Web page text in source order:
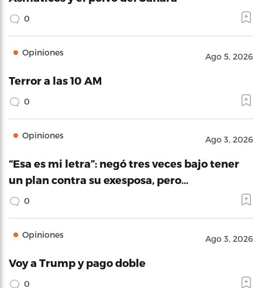
0
Opiniones Ago 5, 2026
Terror a las 10 AM
0
Opiniones Ago 3, 2026
“Esa es mi letra”: negó tres veces bajo tener
un plan contra su exesposa, pero…
0
Opiniones Ago 3, 2026
Voy a Trump y pago doble
0